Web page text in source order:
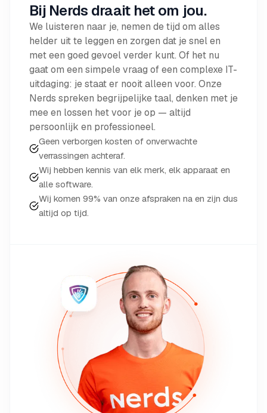
Bij Nerds draait het om jou.
We luisteren naar je, nemen de tijd om alles
helder uit te leggen en zorgen dat je snel en
met een goed gevoel verder kunt. Of het nu
gaat om een simpele vraag of een complexe IT-
uitdaging: je staat er nooit alleen voor. Onze
Nerds spreken begrijpelijke taal, denken met je
mee en lossen het voor je op — altijd
persoonlijk en professioneel.
Geen verborgen kosten of onverwachte
verrassingen achteraf.
Wij hebben kennis van elk merk, elk apparaat en
alle software.
Wij komen 99% van onze afspraken na en zijn dus
altijd op tijd.